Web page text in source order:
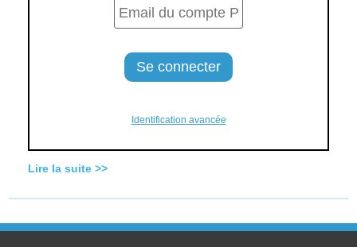
Identification avancée
Lire la suite >>